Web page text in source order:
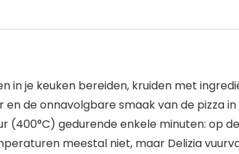
in je keuken bereiden, kruiden met
de onnavolgbare smaak van de pizza
(400°C) gedurende enkele minuten: op
meestal niet, maar Delizia